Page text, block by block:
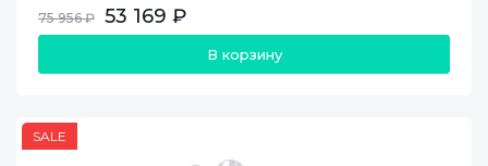
75 956 ₽ 53 169 ₽
В корзину
SALE